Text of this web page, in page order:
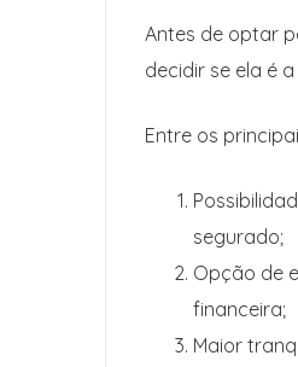
Antes de optar
decidir se ela é
Entre os
segurado;
Opção de
financeira;
Maior